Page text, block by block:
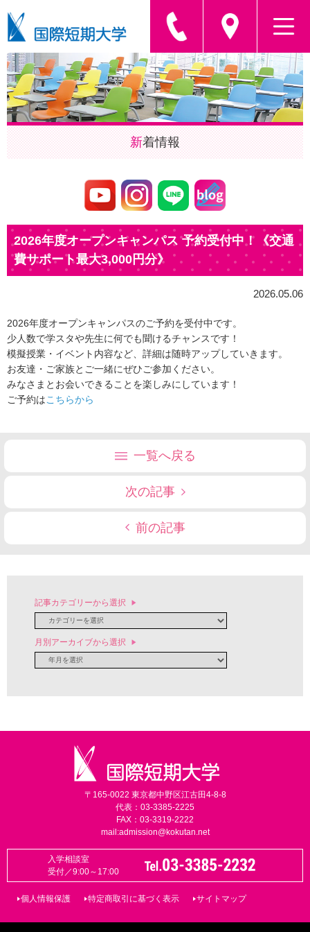
新着情報
2026年度オープンキャンパス 予約受付中！《交通
費サポート最大3,000円分》
2026.05.06
2026年度オープンキャンパスのご予約を受付中です。
少人数で学スタや先生に何でも聞けるチャンスです！
模擬授業・イベント内容など、詳細は随時アップしていきます。
お友達・ご家族とご一緒にぜひご参加ください。
みなさまとお会いできることを楽しみにしています！
ご予約はこちらから
一覧へ戻る
次の記事
前の記事
記事カテゴリーから選択
月別アーカイブから選択
〒165-0022 東京都中野区江古田4-8-8
代表：03-3385-2225
FAX：03-3319-2222
mail:admission@kokutan.net
入学相談室
受付／9:00～17:00
個人情報保護 特定商取引に基づく表示 サイトマップ